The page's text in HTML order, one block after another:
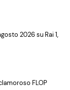
2026 su Rai 1,
FLOP